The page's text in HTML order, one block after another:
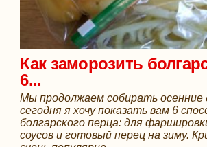
Как заморозить
6...
Мы продолжаем собирать осенние
сегодня я хочу показать вам 6
болгарского перца: для
соусов и готовый перец на зиму.